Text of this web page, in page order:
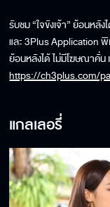
รับชม “ใจขังเจ้า” ย้อนหลัง
และ 3Plus Application
ย้อนหลังได้ ไม่มีโฆษณาคั่น
https://ch3plus.com/
แกลเลอรี่